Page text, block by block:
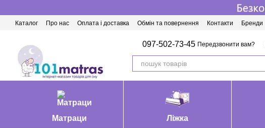
Каталог Про нас Оплата і доставка Обмін та повернення Контакти Бренди
097-502-73-45 Передзвонити вам?
Матраци Ліжка